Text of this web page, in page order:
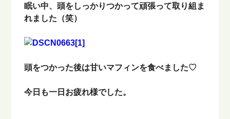
眠い中、頭をしっかりつかって頑張って取り組ま
れました（笑）
頭をつかった後は甘いマフィンを食べました♡
今日も一日お疲れ様でした。